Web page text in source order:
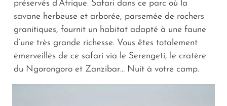
préservés d’Afrique. Safari dans ce parc où la
savane herbeuse et arborée, parsemée de rochers
granitiques, fournit un habitat adapté à une faune
d’une très grande richesse. Vous êtes totalement
émerveillés de ce safari via le Serengeti, le cratère
du Ngorongoro et Zanzibar… Nuit à votre camp.